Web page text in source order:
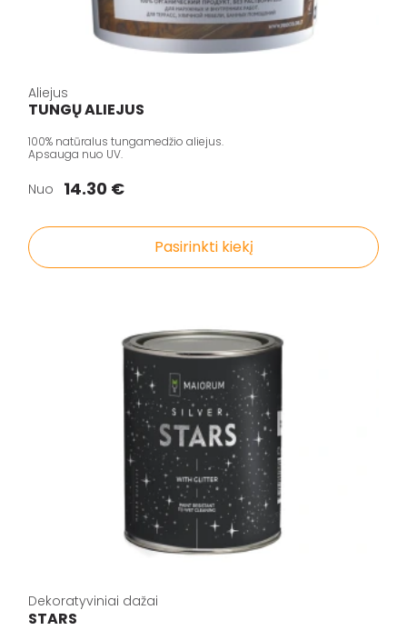
Aliejus
TUNGŲ ALIEJUS
100% natūralus tungamedžio aliejus.
Apsauga nuo UV.
Nuo 14.30 €
Pasirinkti kiekį
Dekoratyviniai dažai
STARS